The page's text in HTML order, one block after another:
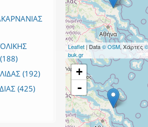
filter
ΑΙΤΩΛΟΑΚΑΡΝΑΝΙΑΣ filter
ΑΤΤΙΚΗΣ filter
Apply ΑΝΑΤΟΛΙΚΗΣ ΑΤΤΙΚΗΣ filter
filter
(192)Apply ΑΡΓΟΛΙΔΑΣ filter
filter
(425)Apply ΑΡΚΑΔΙΑΣ filter
Leaflet | Data© OSM, Χάρτες©
buk.gr
+
-